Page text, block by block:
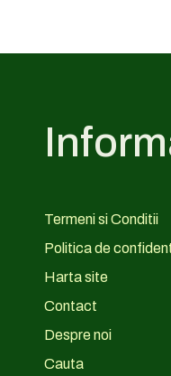
Termeni si Conditii
Politica de
Harta site
Contact
Despre noi
Cauta